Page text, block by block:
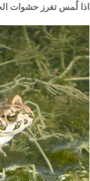
اذا لُمس تفرز حشوات